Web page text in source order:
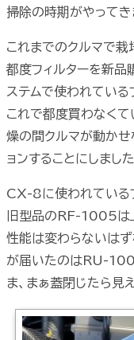
掃除の時期がやってき
これまでのクルマで栽
都度フィルターを新品
ステムで使われてい
これで都度買わなく
燥の間クルマが動かせ
ョンすることにしました
CX-8に使われている
旧型品のRF-1005は
性能は変わらないはず
が届いたのはRU-
ま、まぁ蓋閉じたら見